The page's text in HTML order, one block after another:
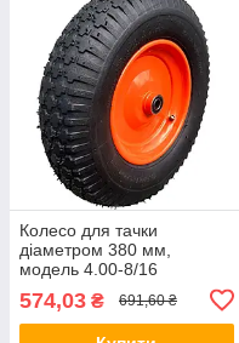
Колесо для тачки
діаметром 380 мм,
модель 4.00-8/16
пневматичне
574,03 ₴ 691,60 ₴